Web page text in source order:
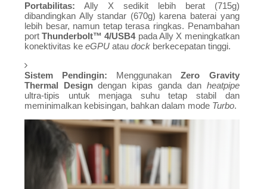
Portabilitas: Ally X sedikit lebih berat (715g)
dibandingkan Ally standar (670g) karena baterai yang
lebih besar, namun tetap terasa ringkas. Penambahan
portThunderbolt™ 4/USB4pada Ally X meningkatkan
konektivitas ke eGPUatau dockberkecepatan tinggi.
Sistem Pendingin: MenggunakanZero Gravity
Thermal Designdengan kipas ganda dan heatpipe
ultra-tipis untuk menjaga suhu tetap stabil dan
meminimalkan kebisingan, bahkan dalam mode Turbo.